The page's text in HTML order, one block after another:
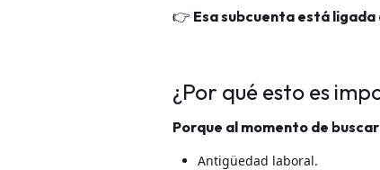
👉 Esa subcuenta está
¿Por qué esto es
Porque al momento de
Antigüedad laboral.